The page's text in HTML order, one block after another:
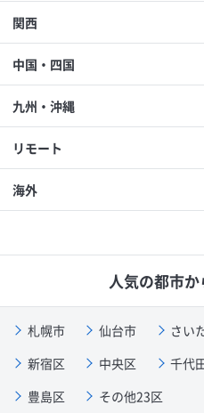
関西
中国・四国
九州・沖縄
リモート
海外
人気の都市
札幌市 仙台市 さい
新宿区
中央区 千代
豊島区
その他23区